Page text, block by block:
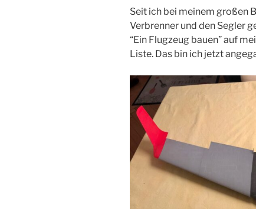
Seit ich bei meinem großen
Verbrenner und den Segler
“Ein Flugzeug bauen” auf
Liste. Das bin ich jetzt